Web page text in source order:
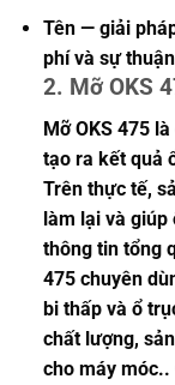
Tên — giải
phí và sự
2. Mỡ OKS
Mỡ OKS 475
tạo ra kết quả
Trên thực tế,
làm lại và giúp
thông tin tổng
475 chuyên
bi thấp và ổ
chất lượng,
cho máy móc..